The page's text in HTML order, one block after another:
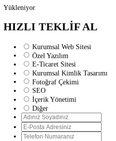
Yükleniyor
HIZLI TEKLİF AL
Kurumsal Web Sitesi
Özel Yazılım
E-Ticaret Sitesi
Kurumsal Kimlik Tasarımı
Fotoğraf Çekimi
SEO
İçerik Yönetimi
Diğer